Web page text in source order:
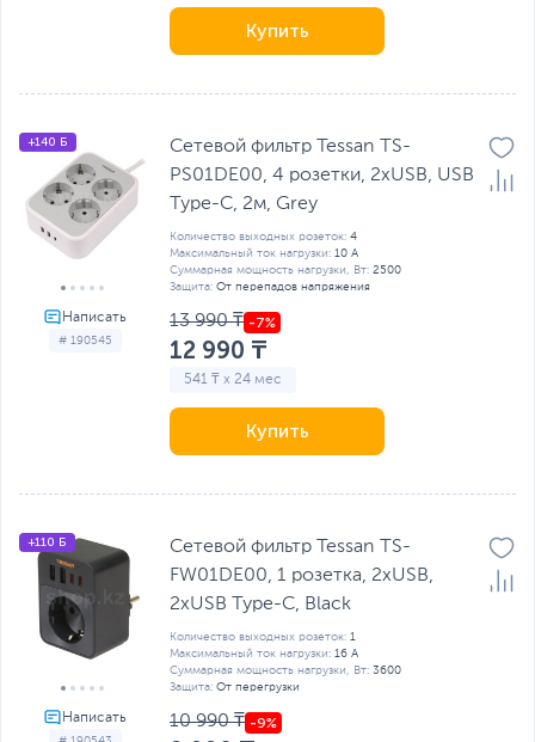
Купить
# 190545
+140 Б
Сетевой фильтр Tessan TS-
PS01DE00, 4 розетки, 2хUSB, USB
Type-C, 2м, Grey
Количество выходных розеток: 4
Максимальный ток нагрузки: 10 А
Суммарная мощность нагрузки, Вт: 2500
Защита: От перепадов напряжения
13 990 ₸
12 990 ₸
541 ₸ x 24 мес
Купить
+110 Б
Сетевой фильтр Tessan TS-
FW01DE00, 1 розетка, 2хUSB,
2хUSB Type-C, Black
Количество выходных розеток: 1
Максимальный ток нагрузки: 16 А
Суммарная мощность нагрузки, Вт: 3600
Защита: От перегрузки
10 990 ₸